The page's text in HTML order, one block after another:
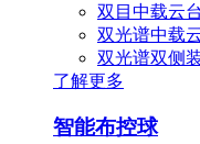
双目中载云
双光谱中载
双光谱双侧
了解更多
智能布控球